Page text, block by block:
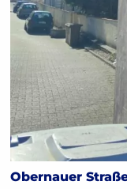
Obernauer